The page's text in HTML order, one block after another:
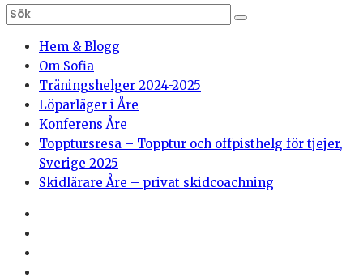
Hem & Blogg
Om Sofia
Träningshelger 2024-2025
Löparläger i Åre
Konferens Åre
Topptursresa – Topptur och offpisthelg för tjejer,
Sverige 2025
Skidlärare Åre – privat skidcoachning